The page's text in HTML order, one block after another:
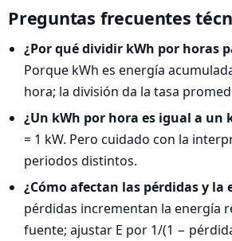
Preguntas frecuentes
¿Por qué dividir kWh por horas
Porque kWh es energía
hora; la división da la tasa
¿Un kWh por hora es igual a un
= 1 kW. Pero cuidado con la
periodos distintos.
¿Cómo afectan las pérdidas y la
pérdidas incrementan la energía
fuente; ajustar E por 1/(1 −